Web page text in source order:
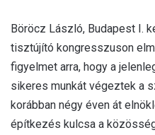
Böröcz László, Budapest I.
tisztújító kongresszuson
figyelmet arra, hogy a
sikeres munkát végeztek a
korábban négy éven át
építkezés kulcsa a